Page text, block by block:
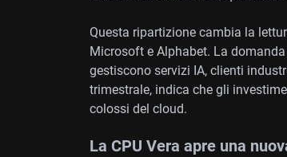
Questa ripartizione cambia la
Microsoft e Alphabet. La
gestiscono servizi IA, clienti
trimestrale, indica che gli
colossi del cloud.
La CPU Vera apre una